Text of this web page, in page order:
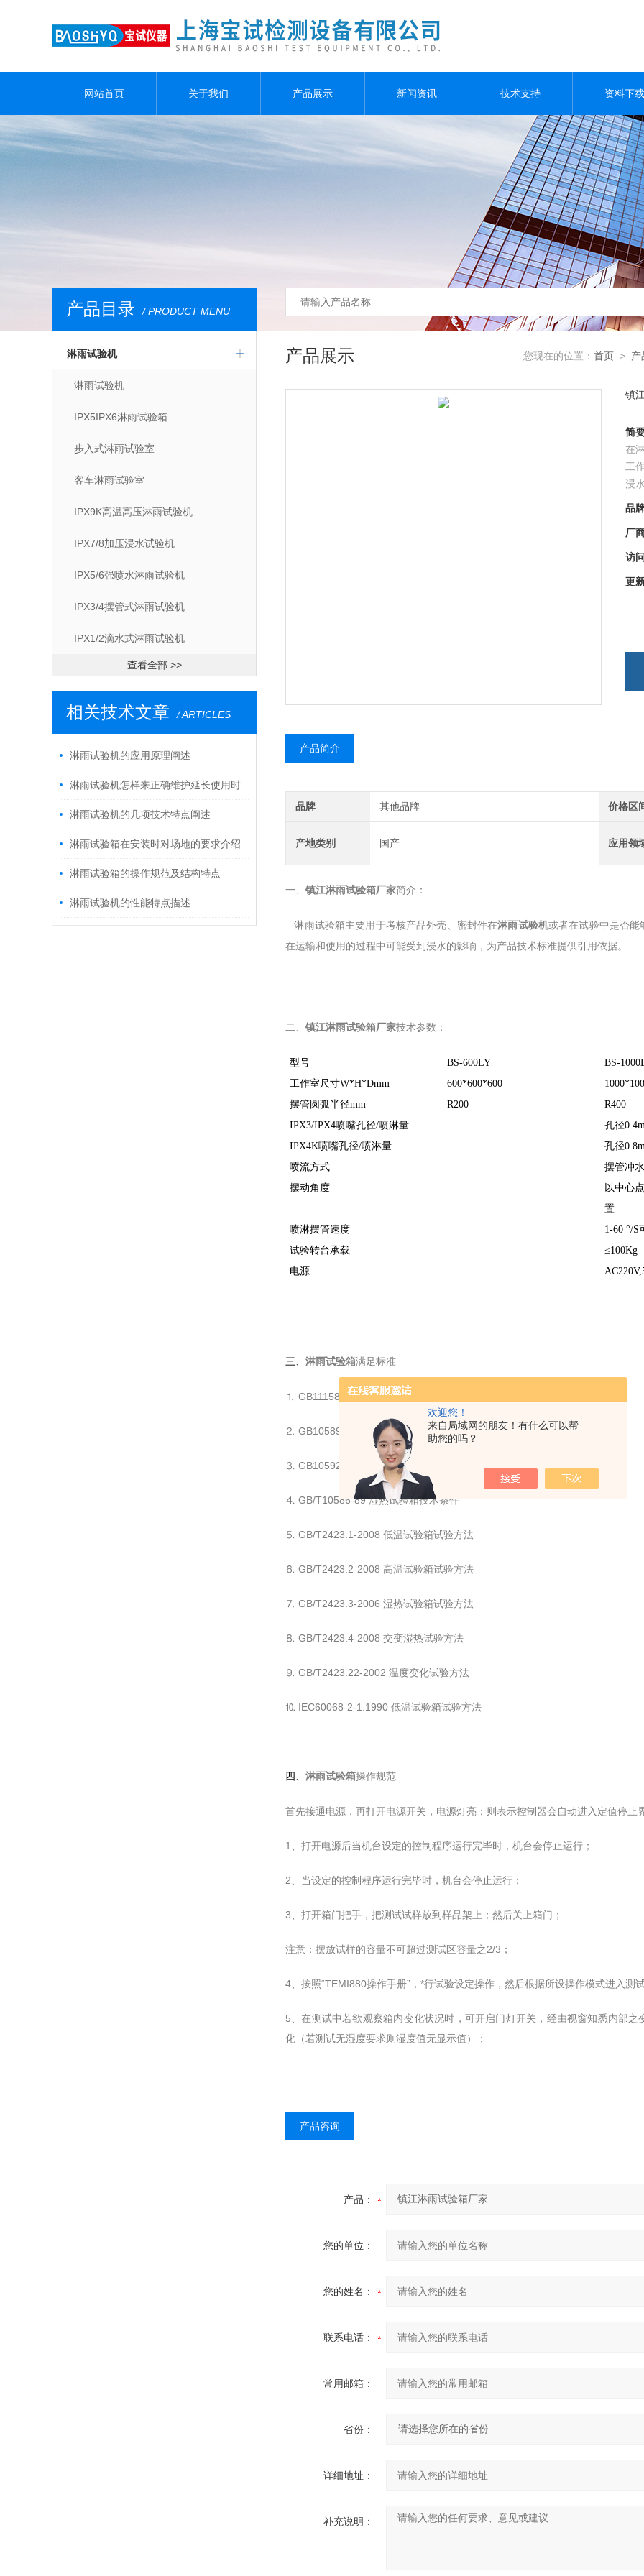
欢迎您！
来自局域网的朋友！有什么可以帮
助您的吗？
网站首页 关于我们 产品展示 新闻资讯 技术支持 资料下
产品目录 / PRODUCT MENU
淋雨试验机
淋雨试验机
IPX5IPX6淋雨试验箱
步入式淋雨试验室
客车淋雨试验室
IPX9K高温高压淋雨试验机
IPX7/8加压浸水试验机
IPX5/6强喷水淋雨试验机
IPX3/4摆管式淋雨试验机
IPX1/2滴水式淋雨试验机
查看全部 >>
相关技术文章 / ARTICLES
淋雨试验机的应用原理阐述
淋雨试验机怎样来正确维护延长使用时
间呢淋雨试验机的几项技术特点阐述
淋雨试验箱在安装时对场地的要求介绍
淋雨试验箱的操作规范及结构特点
淋雨试验机的性能特点描述
产品展示 您现在的位置： 首页 > 产
镇
简
在
工
浸
品
厂
访
更
产品简介
品牌 其他品牌 价格区
产地类别 国产 应用领
一、 镇江淋雨试验箱厂家简介：
淋雨试验箱主要用于考核产品外壳、密封件在淋雨试验机或者在试验中是否能
在运输和使用的过程中可能受到浸水的影响，为产品技术标准提供引用依据。
二、 镇江淋雨试验箱厂家技术参数：
型号 BS-600LY
BS-
工作室尺寸W*H*Dmm
600*600*600
摆管圆弧半径mm
R200
R400
IPX3/IPX4喷嘴孔径/喷淋量
孔径
IPX4K喷嘴孔径/喷淋量
孔径
喷流方式
摆管冲
摆动角度
以中心
置
喷淋摆管速度
1-60 °/S
试验转台承载
≤100Kg
电源
三、 淋雨试验箱满足标准
⒈ GB11158 高温试验箱技术条件
⒉ GB10589-89 低温试验箱技术条件
⒊ GB10592-89 高低温试验箱技术条件
⒋ GB/T10586-89 湿热试验箱技术条件
⒌ GB/T2423.1-2008 低温试验箱试验方法
⒍ GB/T2423.2-2008 高温试验箱试验方法
⒎ GB/T2423.3-2006 湿热试验箱试验方法
⒏ GB/T2423.4-2008 交变湿热试验方法
⒐ GB/T2423.22-2002 温度变化试验方法
⒑ IEC60068-2-1.1990 低温试验箱试验方法
四、 淋雨试验箱操作规范
首先接通电源，再打开电源开关，电源灯亮；则表示控制器会自动进入定值停止
1、打开电源后当机台设定的控制程序运行完毕时，机台会停止运行；
2、当设定的控制程序运行完毕时，机台会停止运行；
3、打开箱门把手，把测试试样放到样品架上；然后关上箱门；
注意：摆放试样的容量不可超过测试区容量之2/3；
4、按照“TEMI880操作手册”，*行试验设定操作，然后根据所设操作模式进入测
5、在测试中若欲观察箱内变化状况时，可开启门灯开关，经由视窗知悉内部
化（若测试无湿度要求则湿度值无显示值）；
产品咨询
产品：
您的单位：
您的姓名：
联系电话：
常用邮箱：
省份：
详细地址：
补充说明：